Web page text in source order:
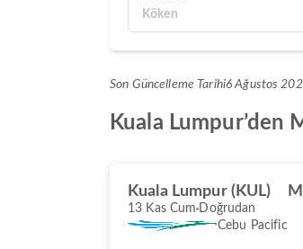
Son Güncelleme Tarihi6 Ağustos
Kuala Lumpur’den
Kuala Lumpur (KUL)
13 Kas Cum Doğrudan
Cebu Pacific